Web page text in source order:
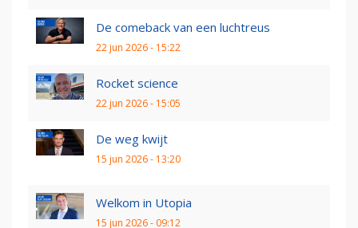
De comeback van een luchtreus
22 jun 2026 - 15:22
Rocket science
22 jun 2026 - 15:05
De weg kwijt
15 jun 2026 - 13:20
Welkom in Utopia
15 jun 2026 - 09:12